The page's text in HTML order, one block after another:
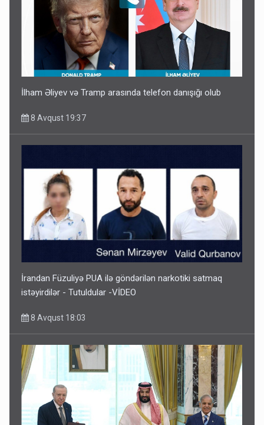
İlham Əliyev və Tramp arasında telefon danışığı olub
8 Avqust 19:37
İrandan Füzuliyə PUA ilə göndərilən narkotiki satmaq
istəyirdilər - Tutuldular -VİDEO
8 Avqust 18:03